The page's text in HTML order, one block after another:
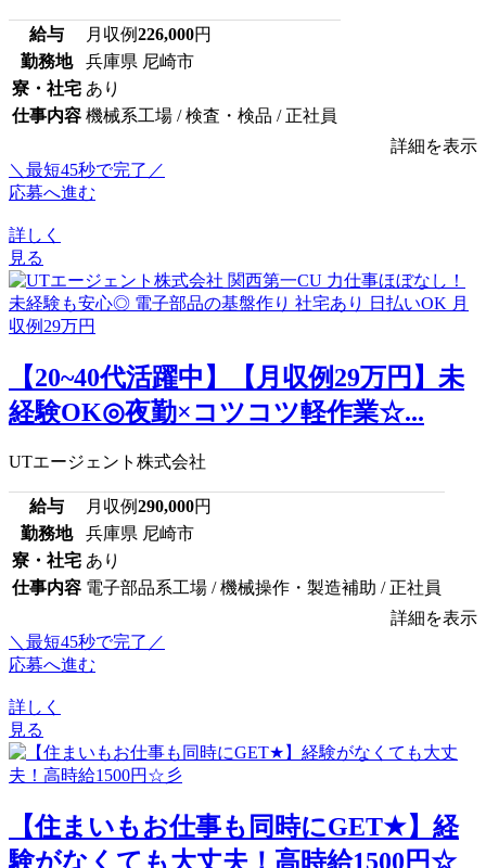
給与 月収例226,000円
勤務地
兵庫県 尼崎市
寮・社宅 あり
仕事内容 機械系工場 / 検査・検品 / 正社員
詳細を表示
＼最短45秒で完了／
応募へ進む
詳しく
見る
【20~40代活躍中】【月収例29万円】未
経験OK◎夜勤×コツコツ軽作業☆...
UTエージェント株式会社
給与 月収例290,000円
勤務地
兵庫県 尼崎市
寮・社宅 あり
仕事内容 電子部品系工場 / 機械操作・製造補助 / 正社員
詳細を表示
＼最短45秒で完了／
応募へ進む
詳しく
見る
【住まいもお仕事も同時にGET★】経
験がなくても大丈夫！高時給1500円☆